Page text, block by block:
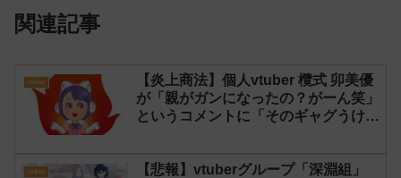
関連記事
vtuber
【炎上商法】個人vtuber 欖式 卯美優
が「親がガンになったの？がーん笑」
というコメントに「そのギャグうけ
はオススメしないと投稿し叩かれる
vtuber
【悲報】vtuberグループ「深淵組」